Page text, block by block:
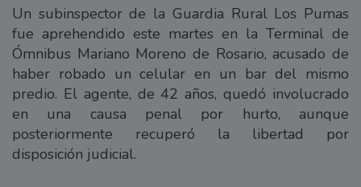
Un subinspector de la Guardia Rural Los Pumas
fue aprehendido este martes en la Terminal de
Ómnibus Mariano Moreno de Rosario, acusado de
haber robado un celular en un bar del mismo
predio. El agente, de 42 años, quedó involucrado
en una causa penal por hurto, aunque
posteriormente recuperó la libertad por
disposición judicial.